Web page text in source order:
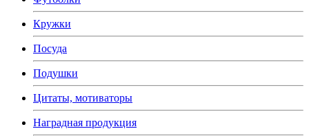
Кружки
Посуда
Подушки
Цитаты, мотиваторы
Наградная продукция